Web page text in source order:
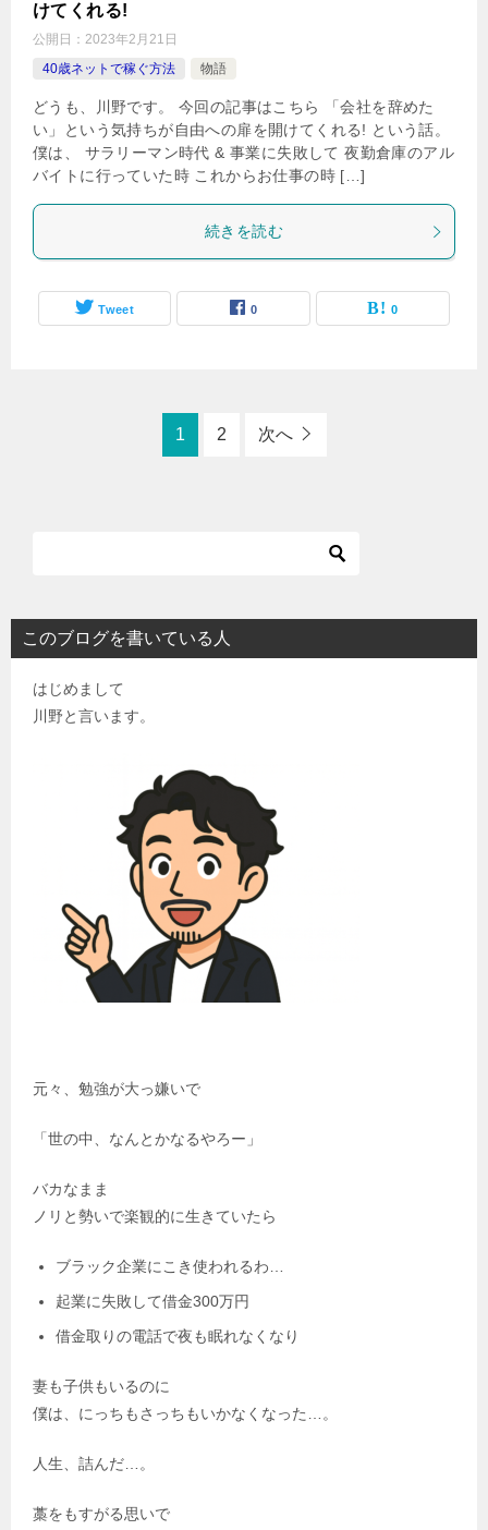
けてくれる!
公開日： 2023年2月21日
40歳ネットで稼ぐ方法
物語
どうも、川野です。 今回の記事はこちら 「会社を辞めた
い」という気持ちが自由への扉を開けてくれる! という話。
僕は、 サラリーマン時代 & 事業に失敗して 夜勤倉庫のアル
バイトに行っていた時 これからお仕事の時 […]
続きを読む
Tweet 0 0
1 2 次へ
このブログを書いている人
はじめまして
川野と言います。
元々、勉強が大っ嫌いで
「世の中、なんとかなるやろー」
バカなまま
ノリと勢いで楽観的に生きていたら
ブラック企業にこき使われるわ…
起業に失敗して借金300万円
借金取りの電話で夜も眠れなくなり
妻も子供もいるのに
僕は、にっちもさっちもいかなくなった…。
人生、詰んだ…。
藁をもすがる思いで